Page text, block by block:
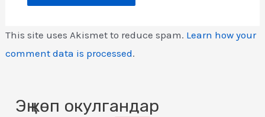
This site uses Akismet to reduce spam. Learn how your
comment data is processed.
Эң көп окулгандар